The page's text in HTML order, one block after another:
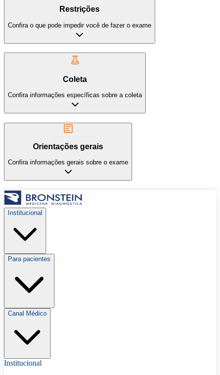
Restrições
Confira o que pode impedir você de fazer o exame
Coleta
Confira informações específicas sobre a coleta
Orientações gerais
Confira informações gerais sobre o exame
Institucional
Para pacientes
Canal Médico
Institucional